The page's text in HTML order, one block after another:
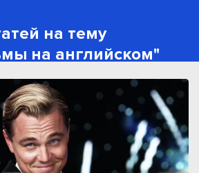
на тему
на английском"